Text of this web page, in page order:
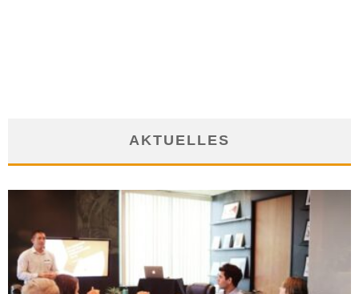
AKTUELLES